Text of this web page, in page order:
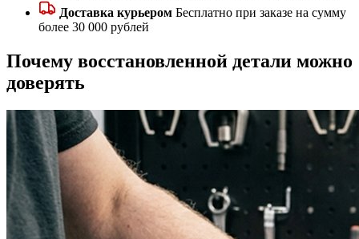
Доставка курьером Бесплатно при заказе на сумму
более 30 000 рублей
Почему восстановленной детали можно
доверять